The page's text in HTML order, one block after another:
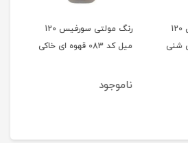
رنگ مولتی سورفیس 120
رنگ مولتی سورفیس 120
میل کد 083 قهوه ای خاکی
ناموجود